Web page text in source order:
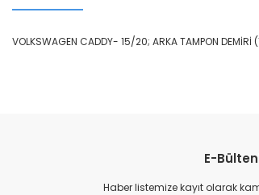
VOLKSWAGEN CADDY- 15/20; ARKA TAMPON
Ürün resmi kalitesiz, bozuk veya
Ürün açıklamasında eksik bilgiler bulunuyor.
E-
Haber listemize kayıt olarak